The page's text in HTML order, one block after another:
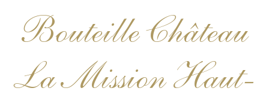
Bouteille Château
La Mission Haut-